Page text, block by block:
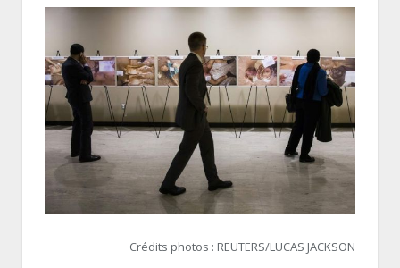
Crédits photos : REUTERS/LUCAS JACKSON